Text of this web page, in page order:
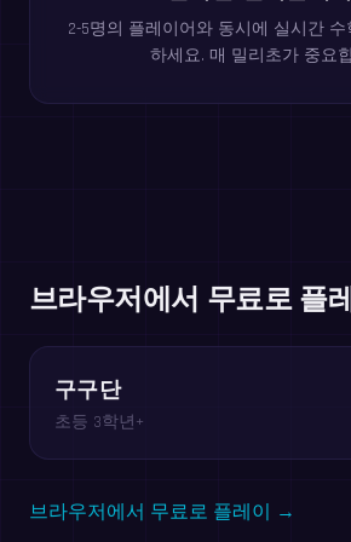
2-5명의 플레이어와 동시에 실시간
하세요. 매 밀리초가 중요
브라우저에서 무료로 플
구구단
초등 3학년+
브라우저에서 무료로 플레이 →